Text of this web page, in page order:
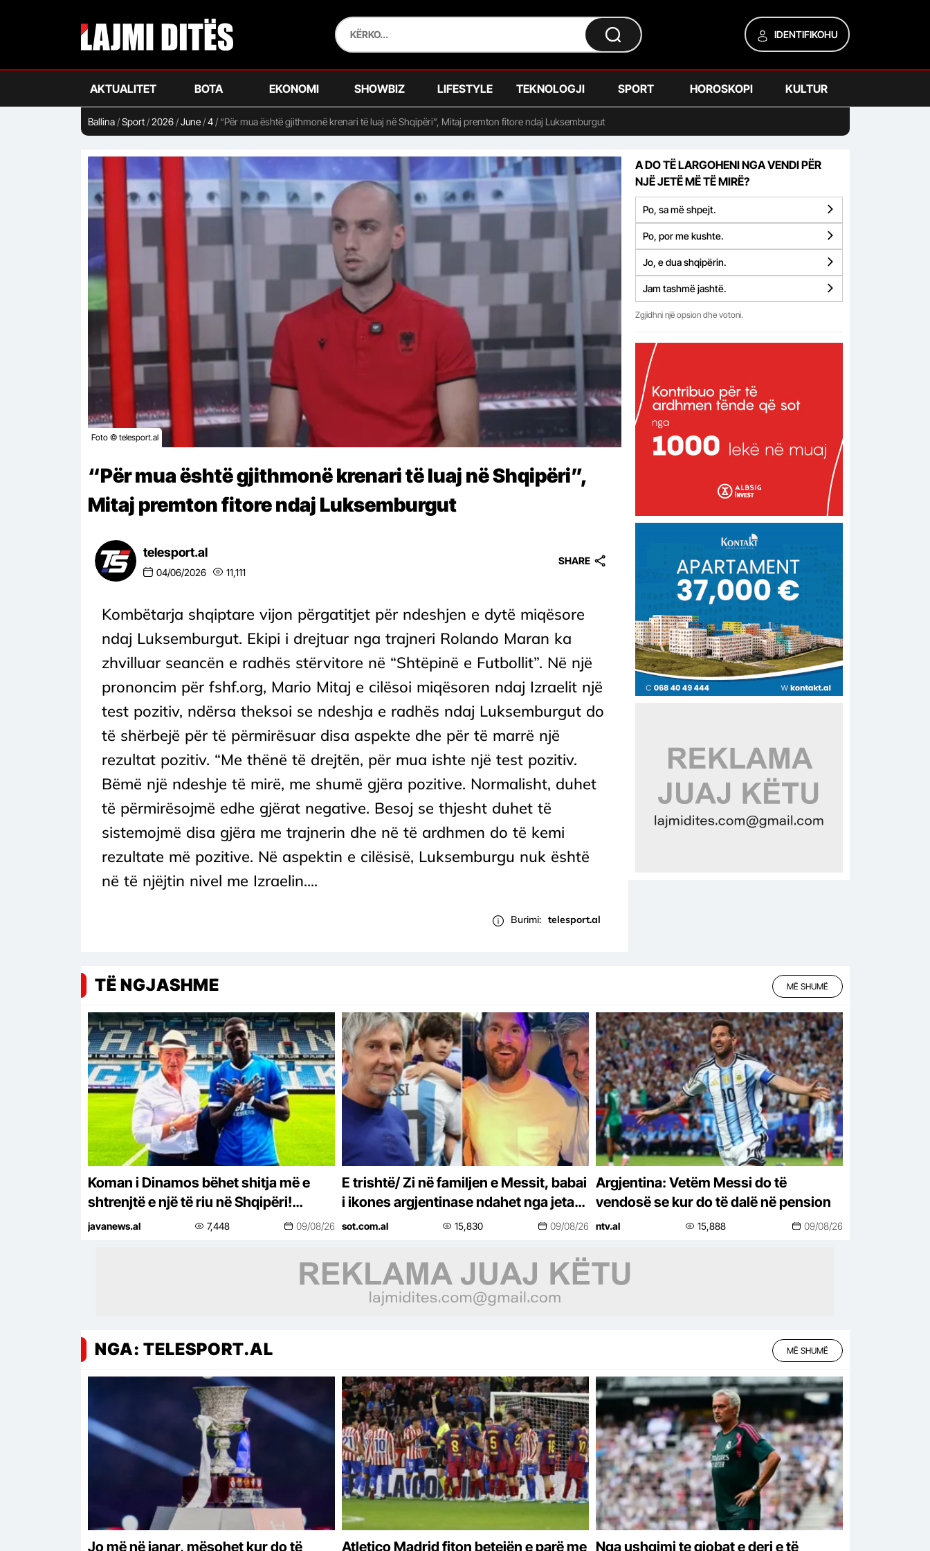
IDENTIFIKOHU
AKTUALITET BOTA EKONOMI SHOWBIZ LIFESTYLE TEKNOLOGJI SPORT HOROSKOPI KULTUR
Ballina/Sport/2026/June/4/ “Për mua është gjithmonë krenari të luaj në Shqipëri”, Mitaj premton fitore ndaj Luksemburgut
Foto © telesport.al
“Për mua është gjithmonë krenari të luaj në Shqipëri”,
Mitaj premton fitore ndaj Luksemburgut
telesport.al
04/06/2026 11,111
SHARE
Kombëtarja shqiptare vijon përgatitjet për ndeshjen e dytë miqësore
ndaj Luksemburgut. Ekipi i drejtuar nga trajneri Rolando Maran ka
zhvilluar seancën e radhës stërvitore në “Shtëpinë e Futbollit”. Në një
prononcim për fshf.org, Mario Mitaj e cilësoi miqësoren ndaj Izraelit një
test pozitiv, ndërsa theksoi se ndeshja e radhës ndaj Luksemburgut do
të shërbejë për të përmirësuar disa aspekte dhe për të marrë një
rezultat pozitiv. “Me thënë të drejtën, për mua ishte një test pozitiv.
Bëmë një ndeshje të mirë, me shumë gjëra pozitive. Normalisht, duhet
të përmirësojmë edhe gjërat negative. Besoj se thjesht duhet të
sistemojmë disa gjëra me trajnerin dhe në të ardhmen do të kemi
rezultate më pozitive. Në aspektin e cilësisë, Luksemburgu nuk është
në të njëjtin nivel me Izraelin....
Burimi: telesport.al
A DO TË LARGOHENI NGA VENDI PËR
NJË JETË MË TË MIRË?
Po, sa më shpejt.
Po, por me kushte.
Jo, e dua shqipërin.
Jam tashmë jashtë.
Zgjidhni një opsion dhe votoni.
TË NGJASHME MË SHUMË
Koman i Dinamos bëhet shitja më e
shtrenjtë e një të riu në Shqipëri!
Vetëm 19 vjeç, vlera 800 mijë euro
javanews.al 7,448 09/08/26
E trishtë/ Zi në familjen e Messit, babai
i ikones argjentinase ndahet nga jeta
në moshën 68-vjeçare
sot.com.al 15,830 09/08/26
Argjentina: Vetëm Messi do të
vendosë se kur do të dalë në pension
ntv.al 15,888 09/08/26
NGA: TELESPORT.AL MË SHUMË
Jo më në janar, mësohet kur do të
Atletico Madrid fiton betejën e parë me
Nga ushqimi te gjobat e deri e të